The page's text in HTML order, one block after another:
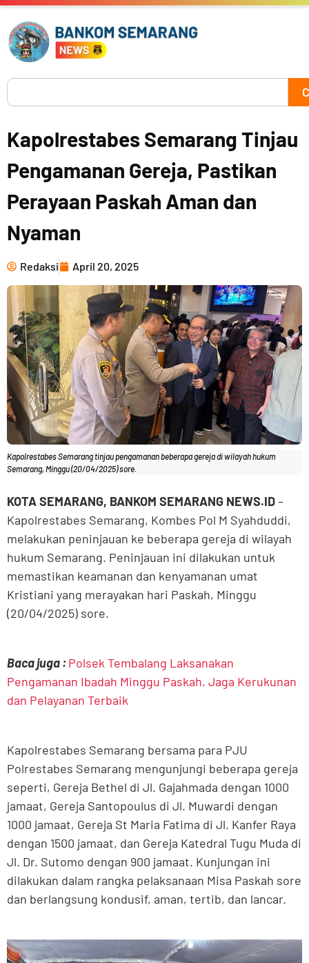
Skip
content
Search
Kapolrestabes Semarang Tinjau
Pengamanan Gereja, Pastikan
Perayaan Paskah Aman dan
Nyaman
Redaksi April 20, 2025
Kapolrestabes Semarang tinjau pengamanan beberapa gereja di wilayah hukum
Semarang, Minggu (20/04/2025) sore.
KOTA SEMARANG, BANKOM SEMARANG NEWS.ID–
Kapolrestabes Semarang, Kombes Pol M Syahduddi,
melakukan peninjauan ke beberapa gereja di wilayah
hukum Semarang. Peninjauan ini dilakukan untuk
memastikan keamanan dan kenyamanan umat
Kristiani yang merayakan hari Paskah, Minggu
(20/04/2025) sore.
Baca juga : Polsek Tembalang Laksanakan
Pengamanan Ibadah Minggu Paskah, Jaga Kerukunan
dan Pelayanan Terbaik
Kapolrestabes Semarang bersama para PJU
Polrestabes Semarang mengunjungi beberapa gereja
seperti, Gereja Bethel di Jl. Gajahmada dengan 1000
jamaat, Gereja Santopoulus di Jl. Muwardi dengan
1000 jamaat, Gereja St Maria Fatima di Jl. Kanfer Raya
dengan 1500 jamaat, dan Gereja Katedral Tugu Muda di
Jl. Dr. Sutomo dengan 900 jamaat. Kunjungan ini
dilakukan dalam rangka pelaksanaan Misa Paskah sore
dan berlangsung kondusif, aman, tertib, dan lancar.